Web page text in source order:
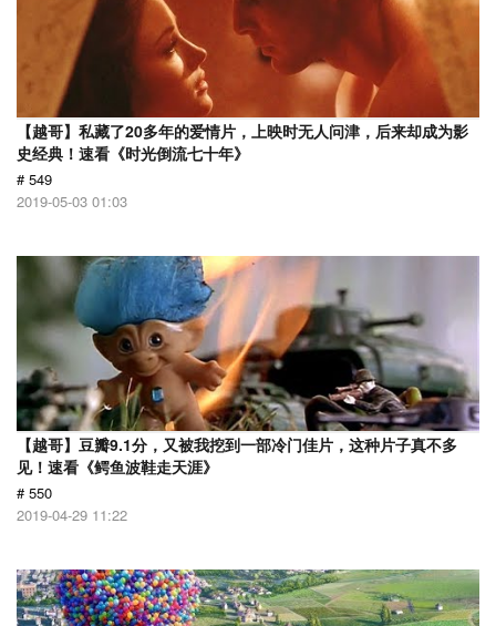
【越哥】私藏了20多年的爱情片，上映时无人问津，后来却成为影
史经典！速看《时光倒流七十年》
# 549
2019-05-03 01:03
【越哥】豆瓣9.1分，又被我挖到一部冷门佳片，这种片子真不多
见！速看《鳄鱼波鞋走天涯》
# 550
2019-04-29 11:22